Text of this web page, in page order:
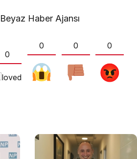
Haber Ajansı
0
0 0 0